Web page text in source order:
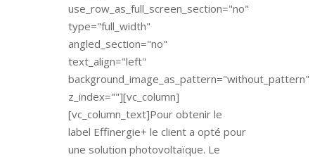
use_row_as_full_screen_section="no"
type="full_width"
angled_section="no"
text_align="left"
background_image_as_pattern="without_pattern"
z_index=""][vc_column]
[vc_column_text]Pour obtenir le
label Effinergie+ le client a opté pour
une solution photovoltaïque. Le